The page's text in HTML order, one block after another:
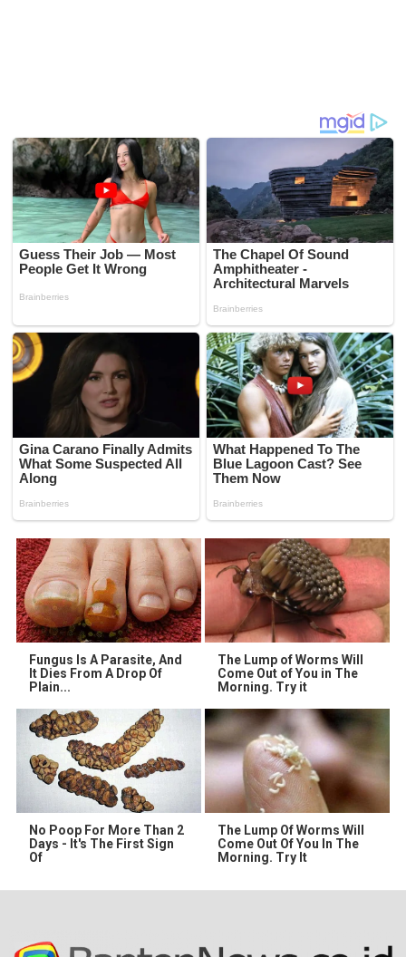
Fungus Is A Parasite, And
It Dies From A Drop Of
Plain...
The Lump of Worms Will
Come Out of You in The
Morning. Try it
No Poop For More Than 2
Days - It's The First Sign
Of
The Lump Of Worms Will
Come Out Of You In The
Morning. Try It